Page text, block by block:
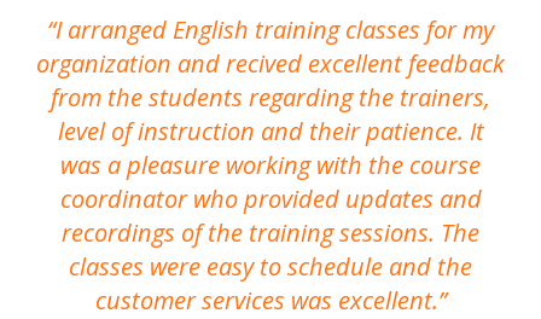
I arranged English training classes for my
organization and recived excellent feedback
from the students regarding the trainers,
level of instruction and their patience. It
was a pleasure working with the course
coordinator who provided updates and
recordings of the training sessions. The
classes were easy to schedule and the
customer services was excellent.